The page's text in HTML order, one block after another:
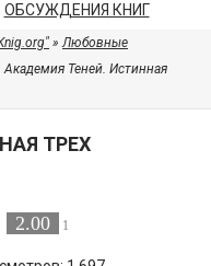
ОБСУЖДЕНИЯ КНИГ
»Любовные
Академия Теней. Истинная
ТРЕХ
2.00 1